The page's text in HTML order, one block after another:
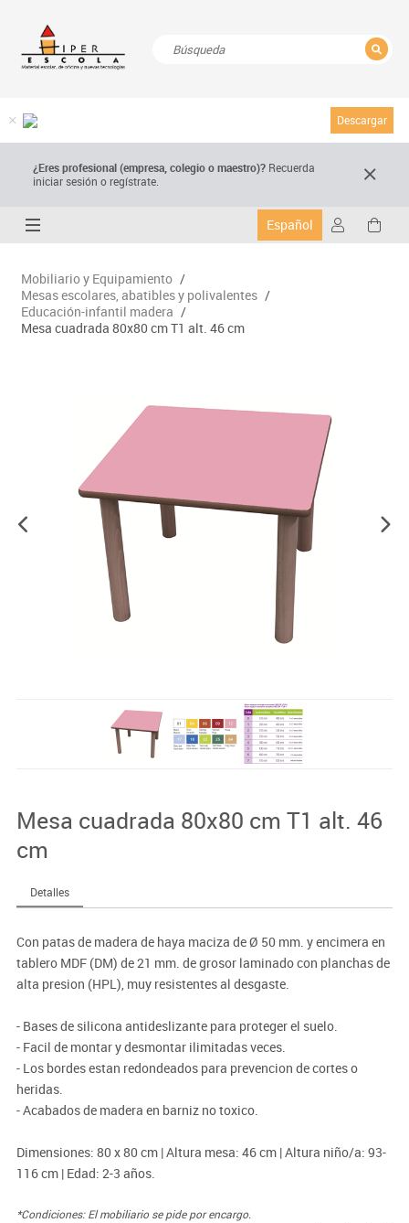
Descargar
¿Eres profesional (empresa, colegio o maestro)? Recuerda
iniciar sesión o regístrate.
Español
Mobiliario y Equipamiento /
Mesas escolares, abatibles y polivalentes /
Educación-infantil madera /
Mesa cuadrada 80x80 cm T1 alt. 46 cm
Mesa cuadrada 80x80 cm T1 alt. 46
cm
Detalles
Con patas de madera de haya maciza de Ø 50 mm. y encimera en
tablero MDF (DM) de 21 mm. de grosor laminado con planchas de
alta presion (HPL), muy resistentes al desgaste.
- Bases de silicona antideslizante para proteger el suelo.
- Facil de montar y desmontar ilimitadas veces.
- Los bordes estan redondeados para prevencion de cortes o
heridas.
- Acabados de madera en barniz no toxico.
Dimensiones: 80 x 80 cm | Altura mesa: 46 cm | Altura niño/a: 93-
116 cm | Edad: 2-3 años.
*Condiciones: El mobiliario se pide por encargo.